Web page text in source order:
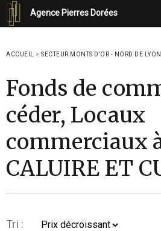
Agence Pierres Dorées
ACCUEIL > SECTEUR MONTS D'OR - NORD DE LYON
Fonds de
céder, Locaux
commerciaux
CALUIRE ET
Tri :